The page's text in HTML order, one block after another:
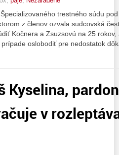
trestného súdu
z členov ozvala sudcovská
Kočnera a Zsuzsovú na 25
oslobodiť pre nedostatok
Kyselina,
v